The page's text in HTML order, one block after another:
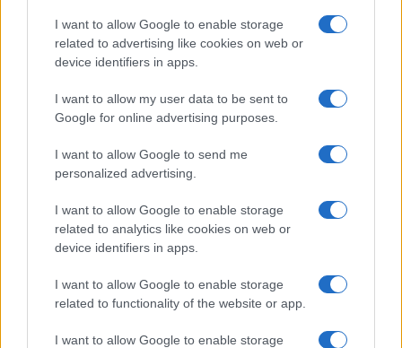
I want to allow Google to enable storage
related to advertising like cookies on web or
device identifiers in apps.
I want to allow my user data to be sent to
Google for online advertising purposes.
I want to allow Google to send me
personalized advertising.
I want to allow Google to enable storage
related to analytics like cookies on web or
device identifiers in apps.
I want to allow Google to enable storage
related to functionality of the website or app.
I want to allow Google to enable storage
MOTORI